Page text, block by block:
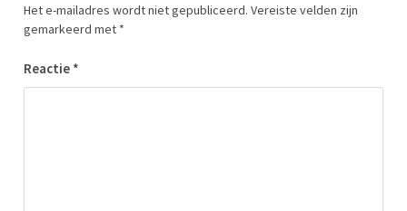
Het e-mailadres wordt niet gepubliceerd. Vereiste velden zijn
gemarkeerd met *
Reactie *